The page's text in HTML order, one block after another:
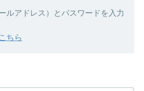
ルアドレス）とパスワードを入力
ちら